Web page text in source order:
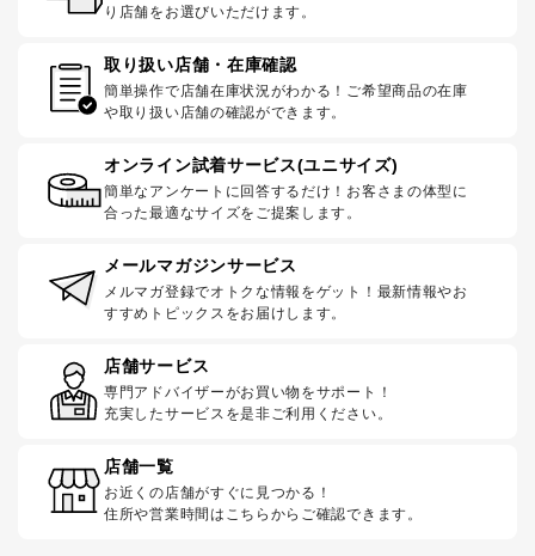
り店舗をお選びいただけます。
取り扱い店舗・在庫確認
簡単操作で店舗在庫状況がわかる！ご希望商品の在庫
や取り扱い店舗の確認ができます。
オンライン試着サービス(ユニサイズ)
簡単なアンケートに回答するだけ！お客さまの体型に
合った最適なサイズをご提案します。
メールマガジンサービス
メルマガ登録でオトクな情報をゲット！最新情報やお
すすめトピックスをお届けします。
店舗サービス
専門アドバイザーがお買い物をサポート！
充実したサービスを是非ご利用ください。
店舗一覧
お近くの店舗がすぐに見つかる！
住所や営業時間はこちらからご確認できます。